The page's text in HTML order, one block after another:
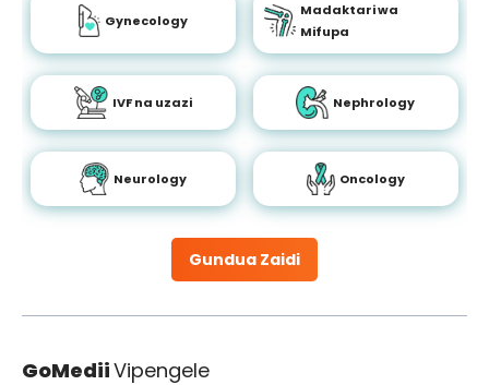
Gundua Zaidi
Gynecology
Madaktari wa
Mifupa
IVF na uzazi Nephrology
Neurology Oncology
GoMediiVipengele